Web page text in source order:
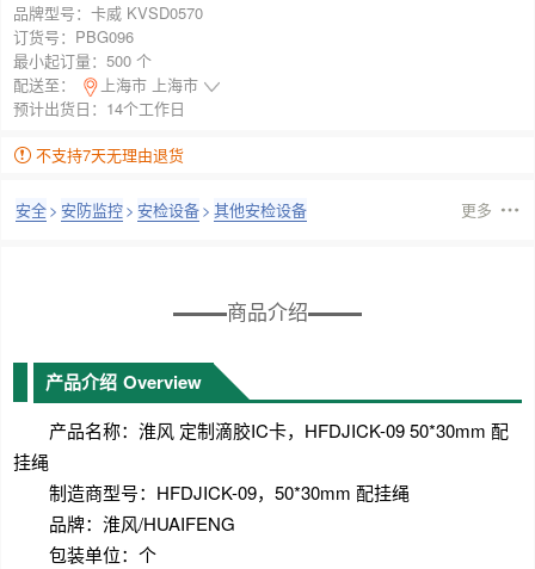
品牌型号： 卡威 KVSD0570
订货号： PBG096
最小起订量： 500 个
配送至：
上海市 上海市
预计出货日：14个工作日
不支持7天无理由退货
安全> 安防监控> 安检设备> 其他安检设备 更多
商品介绍
产品介绍 Overview
产品名称：淮风 定制滴胶IC卡，HFDJICK-09 50*30mm 配
挂绳
制造商型号：HFDJICK-09，50*30mm 配挂绳
品牌：淮风/HUAIFENG
包装单位：个